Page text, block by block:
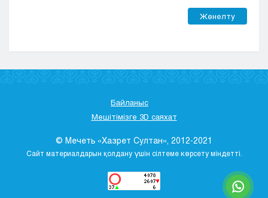
Жөнелту
Байланыс
Мешітімізге 3D саяхат
© Мечеть «Хазрет Султан», 2012-2021
Сайт материалдарын қолдану үшін сілтеме көрсету міндетті.